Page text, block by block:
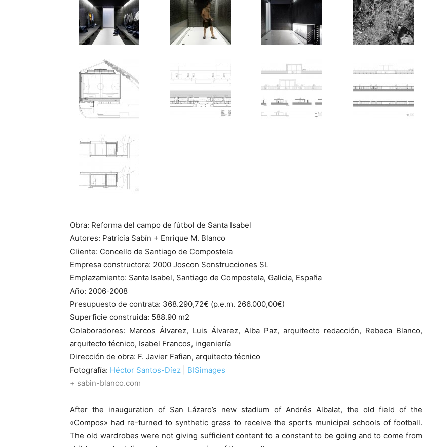
Obra: Reforma del campo de fútbol de Santa Isabel
Autores: Patricia Sabín + Enrique M. Blanco
Cliente: Concello de Santiago de Compostela
Empresa constructora: 2000 Joscon Sonstrucciones SL
Emplazamiento: Santa Isabel, Santiago de Compostela, Galicia, España
Año: 2006-2008
Presupuesto de contrata: 368.290,72€ (p.e.m. 266.000,00€)
Superficie construida: 588.90 m2
Colaboradores: Marcos Álvarez, Luis Álvarez, Alba Paz, arquitecto redacción, Rebeca Blanco,
arquitecto técnico, Isabel Francos, ingeniería
Dirección de obra: F. Javier Fafian, arquitecto técnico
Fotografía: Héctor Santos-Díez
BISimages
+ sabin-blanco.com
After the inauguration of San Lázaro’s new stadium of Andrés Albalat, the old field of the
«Compos» had re-turned to synthetic grass to receive the sports municipal schools of football.
The old wardrobes were not giving sufficient content to a constant to be going and to come from